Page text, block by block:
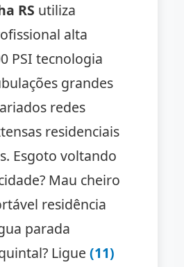
RS utiliza
alta
PSI tecnologia
grandes
redes
residenciais
Esgoto voltando
Mau cheiro
residência
parada
Ligue(11)